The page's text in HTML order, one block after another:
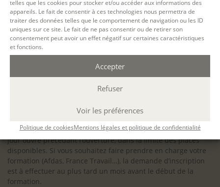
telles que les cookies pour stocker et/ou accéder aux informations des
appareils. Le fait de consentir à ces technologies nous permettra de
traiter des données telles que le comportement de navigation ou les ID
uniques sur ce site. Le fait de ne pas consentir ou de retirer son
consentement peut avoir un effet négatif sur certaines caractéristiques
et fonctions.
Accepter
Refuser
Voir les préférences
Politique de cookiesMentions légales et politique de confidentialité
Learn
Accessibilité : ALEPH-ÉCRITURE est sensible à l’inclusion des
personnes en situation de handicap. Si vous avez besoin
d’un aménagement spécifique de programme, n’hésitez pas
à nous contacter en amont de votre inscription afin
supports, accessibilité de nos salles).
inscriptions à nos activités sont ouvertes jusqu’au dernier
jour ouvré précédant l’ouverture, dans la limite des places
disponibles. Si vous souhaitez faire prendre en charge votre
formation (Afdas, France Travail…), la demande d’inscription
est à effectuer au plus tard un mois avant le début de la
formation.